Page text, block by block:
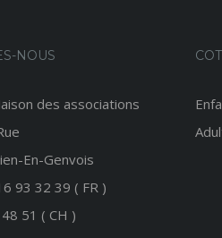
NOUS
des associations
En-Genvois
93 32 39 ( FR )
51 ( CH )